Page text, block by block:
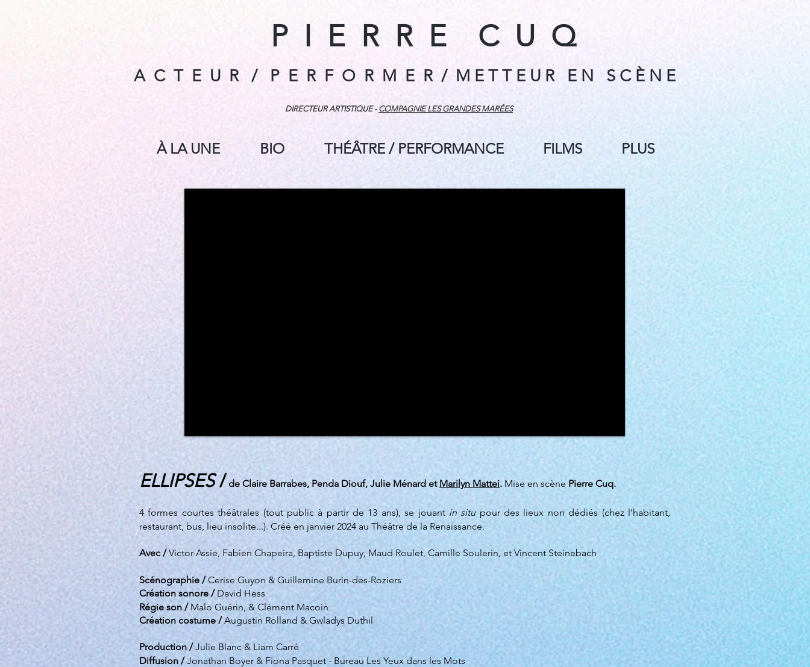
P I E R R E C U Q
A C T E U R / P E R F O R M E R / M E T T E U R E N S C È N E
DIRECTEUR ARTISTIQUE -COMPAGNIE LES GRANDES MARÉES
À LA UNE BIO THÉÂTRE / PERFORMANCE FILMS PLUS
ELLIPSES/ de Claire Barrabes, Penda Diouf, Julie Ménard et Marilyn Mattei. Mise en scène Pierre Cuq.
4 formes courtes théâtrales (tout public à partir de 13 ans), se jouant in situpour des lieux non dédiés (chez l'habitant,
restaurant, bus, lieu insolite...). Créé en janvier 2024 au Théâtre de la Renaissance.
Avec /Victor Assie, Fabien Chapeira, Baptiste Dupuy, Maud Roulet, Camille Soulerin, et Vincent Steinebach
Scénographie /Cerise Guyon & Guillemine Burin-des-Roziers
Création sonore / David Hess
Régie son / Malo Guérin, & Clément Macoin
Création costume /Augustin Rolland & Gwladys Duthil
Production /Julie Blanc & Liam Carré
Diffusion /Jonathan Boyer & Fiona Pasquet - Bureau Les Yeux dans les Mots